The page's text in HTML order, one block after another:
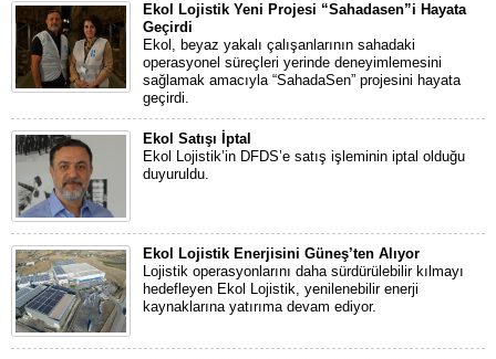
Ekol Lojistik Yeni Projesi “Sahadasen”i Hayata
Geçirdi
Ekol, beyaz yakalı çalışanlarının sahadaki
operasyonel süreçleri yerinde deneyimlemesini
sağlamak amacıyla “SahadaSen” projesini hayata
geçirdi.
Ekol Satışı İptal
Ekol Lojistik’in DFDS’e satış işleminin iptal olduğu
duyuruldu.
Ekol Lojistik Enerjisini Güneş’ten Alıyor
Lojistik operasyonlarını daha sürdürülebilir kılmayı
hedefleyen Ekol Lojistik, yenilenebilir enerji
kaynaklarına yatırıma devam ediyor.